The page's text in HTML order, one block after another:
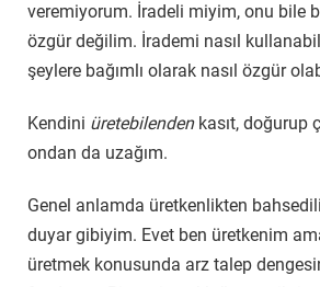
veremiyorum. İradeli miyim, onu bile
özgür değilim. İrademi nasıl
şeylere bağımlı olarak nasıl özgür
Kendini üretebilendenkasıt, doğurup
ondan da uzağım.
Genel anlamda üretkenlikten
duyar gibiyim. Evet ben üretkenim
üretmek konusunda arz talep